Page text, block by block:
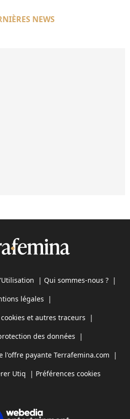
NEWS
| Qui sommes-nous ? |
légales |
et autres traceurs |
des données |
l'offre payante Terrafemina.com |
Utiq | Préférences cookies